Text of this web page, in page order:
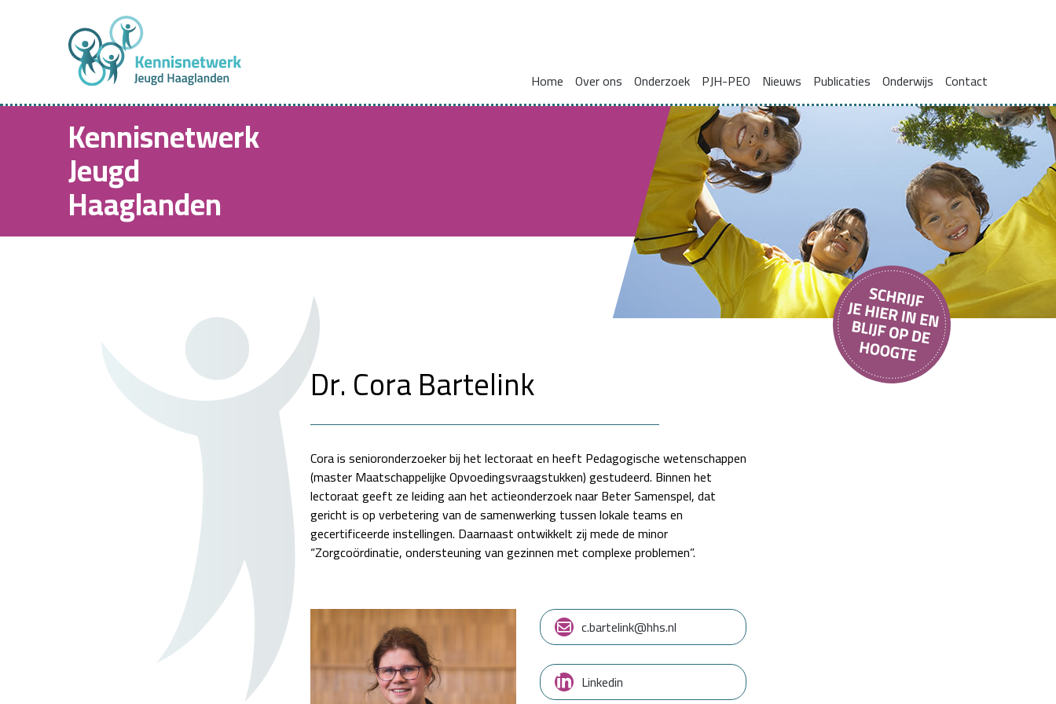
Home Over ons
Vacatures
Onderzoek
Normaliseren en versterken pedagogische basis
PJH-PEO Nieuws Publicaties
Onderzoeksrapporten
Blogs
Onderwijs
Zorgcoördinatie voor gezinnen met complexe problemen
HBO Skills II
Contact
Kennisnetwerk
Jeugd
Haaglanden
Dr. Cora Bartelink
Cora is senioronderzoeker bij het lectoraat en heeft Pedagogische wetenschappen
(master Maatschappelijke Opvoedingsvraagstukken) gestudeerd. Binnen het
lectoraat geeft ze leiding aan het actieonderzoek naar Beter Samenspel, dat
gericht is op verbetering van de samenwerking tussen lokale teams en
gecertificeerde instellingen. Daarnaast ontwikkelt zij mede de minor
“Zorgcoördinatie, ondersteuning van gezinnen met complexe problemen”.
c.bartelink@hhs.nl
Linkedin